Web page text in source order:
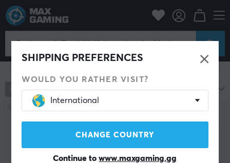
SHIPPING PREFERENCES
WOULD YOU RATHER VISIT?
International
CHANGE COUNTRY
Continue towww.maxgaming.gg
Handyzubehör Kabel & Adapter für Handys
Kabel & Adapter für Handys
196 Produkte Beliebteste